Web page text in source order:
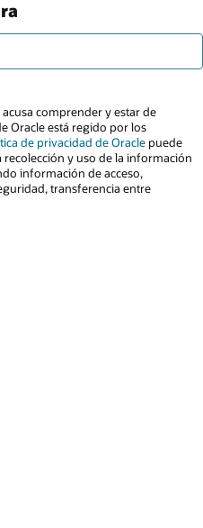
comprender y estar de
Oracle está regido por los
de privacidad de Oracle puede
y uso de la información
información de acceso,
transferencia entre